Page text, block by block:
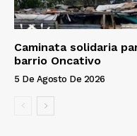
Caminata solidaria
barrio Oncativo
5 De Agosto De 2026